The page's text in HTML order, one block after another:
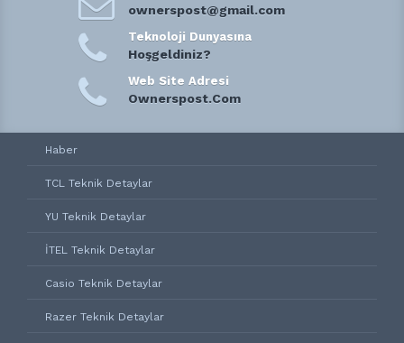
ownerspost@gmail.com
Teknoloji Dunyasına
Hoşgeldiniz?
Web Site Adresi
Ownerspost.Com
Haber
TCL Teknik Detaylar
YU Teknik Detaylar
İTEL Teknik Detaylar
Casio Teknik Detaylar
Razer Teknik Detaylar